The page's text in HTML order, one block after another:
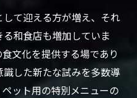
楽しめる和食店の増加
対応サービスの具体例
て迎える方が増え、それ
和食店も増加していま
文化を提供する場であり
した新たな試みを多数導
ット用の特別メニューの